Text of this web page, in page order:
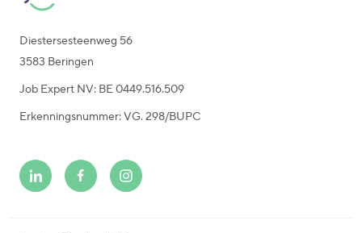
Diestersesteenweg 56
3583 Beringen
Job Expert NV: BE 0449.516.509
Erkenningsnummer: VG. 298/BUPC